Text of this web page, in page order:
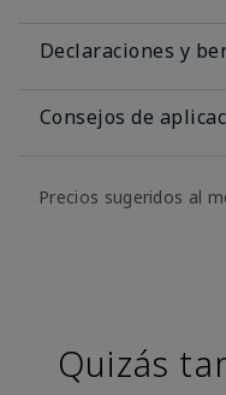
Declaraciones y
Consejos de
Precios sugeridos al
Quizás